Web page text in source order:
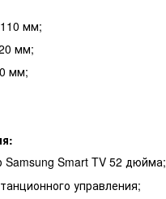
мм;
мм;
мм;
Samsung Smart TV 52 дюйма;
управления;